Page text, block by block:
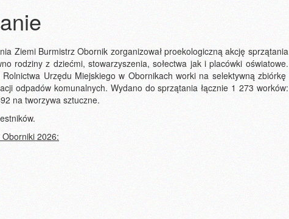
Ziemi Burmistrz Obornik zorganizował proeko­logiczną akcję sprzątania
rodziny z dziećmi, stowarzyszenia, sołectwa jak i placówki oświatowe.
Urzędu Miejskiego w Obornikach worki na selektywną zbiórkę
odpadów komunalnych. Wydano do sprzątania łącznie 1 273 worków:
na tworzywa sztuczne.
Oborniki 2026: